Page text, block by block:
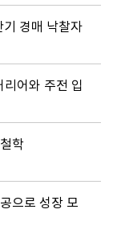
경매 낙찰자
어와 주전 입
학
으로 성장 모